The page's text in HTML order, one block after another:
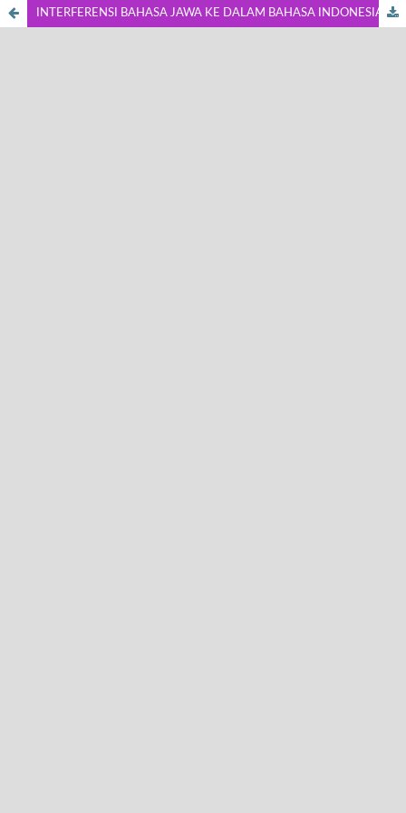
INTERFERENSI BAHASA JAWA KE DALAM BAHASA INDONESIA PADA KETERAMPILAN BERBICARA SISWA NEGERI 1 PLERET, BANTUL